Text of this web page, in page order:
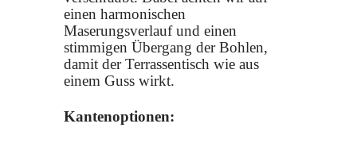
einen harmonischen
Maserungsverlauf und einen
stimmigen Übergang der Bohlen,
damit der Terrassentisch wie aus
einem Guss wirkt.
Kantenoptionen: